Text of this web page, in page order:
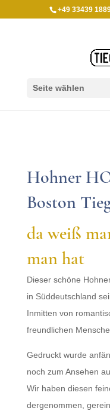
+49 33439
Seite wählen
Hohner
Boston
da weiß
man hat
Dieser schöne
in Süddeutsch­land
Inmit­ten von
freundlichen
Gedruckt wurde
noch zum Anse­hen
Wir haben diesen
dergenom­men,